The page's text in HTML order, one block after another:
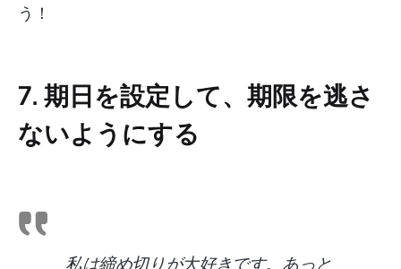
う！
7. 期日を設定して、期限を逃さ
ないようにする
私は締め切りが大好きです。あっと